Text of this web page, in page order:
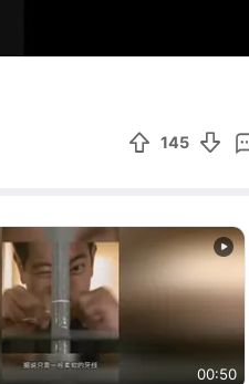
145
00:50